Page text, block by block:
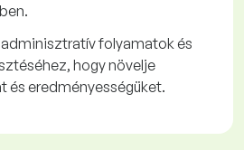
folyamatok és
hogy növelje
és eredményességüket.